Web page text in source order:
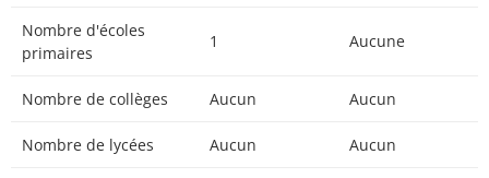
Nombre d'écoles
primaires
1 Aucune
Nombre de collèges Aucun Aucun
Nombre de lycées Aucun Aucun